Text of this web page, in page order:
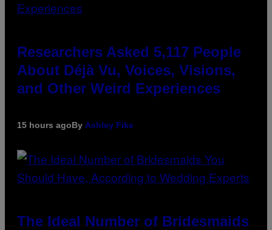
Researchers Asked 5,117 People
About Déjà Vu, Voices, Visions,
and Other Weird Experiences
15 hours agoBy Ashley Fike
The Ideal Number of Bridesmaids